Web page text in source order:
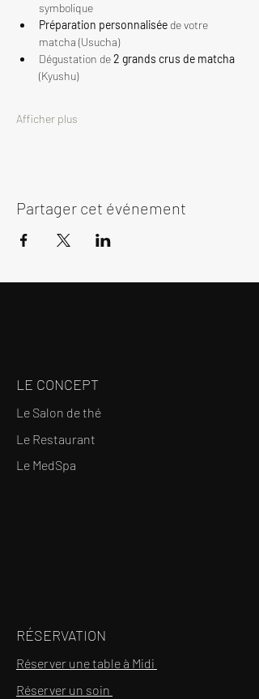
symbolique
Préparation personnalisée de votre
matcha (Usucha)
Dégustation de 2 grands crus de matcha
(Kyushu)
Afficher plus
Partager cet événement
LE CONCEPT
Le Salon de thé
Le Restaurant
Le MedSpa
RÉSERVATION
Réserver une table à Midi
Réserver un soin